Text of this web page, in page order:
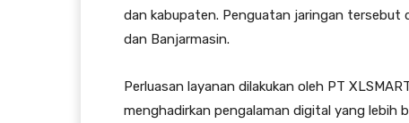
dan kabupaten. Penguatan jaringan tersebut
dan Banjarmasin.
Perluasan layanan dilakukan oleh PT
menghadirkan pengalaman digital yang lebih